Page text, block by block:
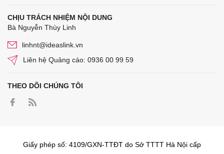
CHỊU TRÁCH NHIỆM NỘI DUNG
Bà Nguyễn Thùy Linh
linhnt@ideaslink.vn
Liên hệ Quảng cáo: 0936 00 99 59
THEO DÕI CHÚNG TÔI
Giấy phép số: 4109/GXN-TTĐT do Sở TTTT Hà Nội cấp